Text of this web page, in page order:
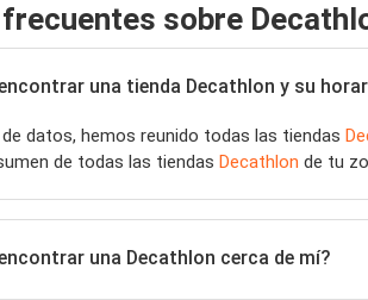
sobre
una tienda Decathlon y su
datos, hemos reunido todas las tiendas
de todas las tiendas Decathlon de tu
una Decathlon cerca de mí?